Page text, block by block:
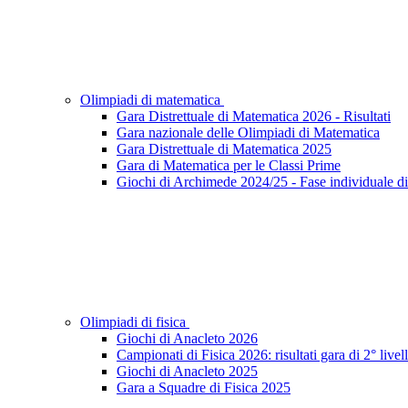
Olimpiadi di matematica
Gara Distrettuale di Matematica 2026 - Risultati
Gara nazionale delle Olimpiadi di Matematica
Gara Distrettuale di Matematica 2025
Gara di Matematica per le Classi Prime
Giochi di Archimede 2024/25 - Fase individuale
Olimpiadi di fisica
Giochi di Anacleto 2026
Campionati di Fisica 2026: risultati gara di 2°
Giochi di Anacleto 2025
Gara a Squadre di Fisica 2025